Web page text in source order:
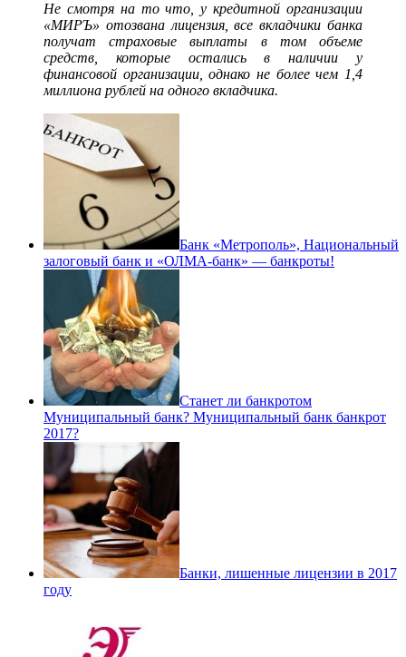
Не смотря на то что, у кредитной организации
«МИРЪ» отозвана лицензия, все вкладчики банка
получат страховые выплаты в том объеме
средств, которые остались в наличии у
финансовой организации, однако не более чем 1,4
миллиона рублей на одного вкладчика.
Банк «Метрополь», Национальный
залоговый банк и «ОЛМА-банк» — банкроты!
Станет ли банкротом
Муниципальный банк? Муниципальный банк банкрот
2017?
Банки, лишенные лицензии в 2017
году